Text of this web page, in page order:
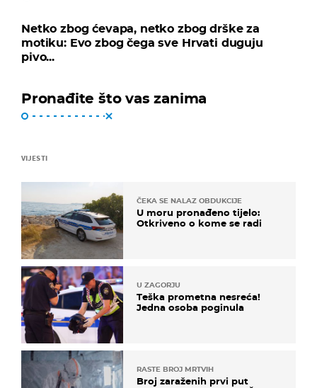
Netko zbog ćevapa, netko zbog drške za
motiku: Evo zbog čega sve Hrvati duguju
pivo...
Pronađite što vas zanima
VIJESTI
ČEKA SE NALAZ OBDUKCIJE
U moru pronađeno tijelo:
Otkriveno o kome se radi
U ZAGORJU
Teška prometna nesreća!
Jedna osoba poginula
RASTE BROJ MRTVIH
Broj zaraženih prvi put